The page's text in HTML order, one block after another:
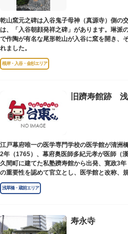
乾山窯元之碑は入谷鬼子母神（真源寺）側の
は、「入谷朝顔発祥之碑」があります。琳派
で作陶が有名な尾形乾山が入谷に窯を開き、
れました。
根岸・入谷・金杉エリア
旧躋寿館跡
江戸幕府唯一の医学専門学校の医学館が清洲
2年（1765）、幕府奥医師多紀元孝が医師（
久間町に建てた私塾躋寿館から出発、寛政3
の重要性を認めて官立とし、医学館と改称、
（1806）、大火に遭い焼失しましたが、同年
されました。
弟育成をはかるなど、江戸時代後期から明治
献しました。
浅草橋・蔵前エリア
寿永寺